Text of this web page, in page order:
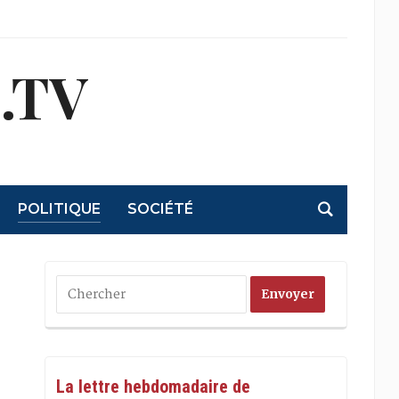
POLITIQUE SOCIÉTÉ
La lettre hebdomadaire de